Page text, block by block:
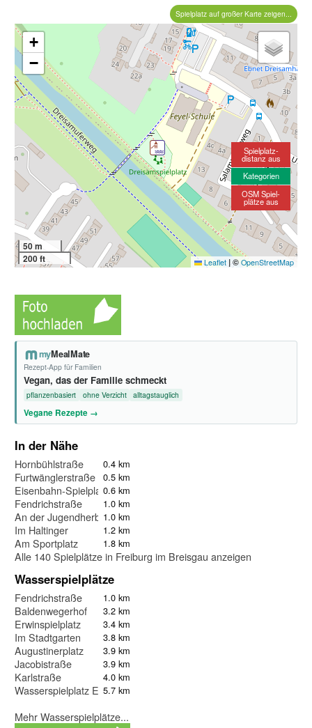
Spielplatz auf großer Karte zeigen...
+
−
50 m
200 ft
Leaflet |© OpenStreetMap
Spielplatz-
distanz aus
Kategorien
OSM Spiel-
plätze aus
myMealMate
Rezept-App für Familien
Vegan, das der Familie schmeckt
pflanzenbasiert ohne Verzicht alltagstauglich
Vegane Rezepte →
In der Nähe
Hornbühlstraße 0.4 km
Furtwänglerstraße 0.5 km
Eisenbahn-Spielplatz Frankenweg
0.6 km
Fendrichstraße 1.0 km
An der Jugendherberge
1.0 km
Im Haltinger 1.2 km
Am Sportplatz 1.8 km
Alle 140 Spielplätze in Freiburg im Breisgau anzeigen
Wasserspielplätze
Fendrichstraße 1.0 km
Baldenwegerhof 3.2 km
Erwinspielplatz 3.4 km
Im Stadtgarten 3.8 km
Augustinerplatz 3.9 km
Jacobistraße 3.9 km
Karlstraße 4.0 km
Wasserspielplatz Eschholzpark
5.7 km
Mehr Wasserspielplätze...